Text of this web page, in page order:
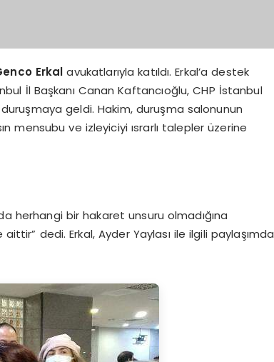
Erkal avukatlarıyla katıldı. Erkal’a destek
İl Başkanı Canan Kaftancıoğlu, CHP İstanbul
duruşmaya geldi. Hakim, duruşma salonunun
mensubu ve izleyiciyi ısrarlı talepler üzerine
herhangi bir hakaret unsuru olmadığına
dedi. Erkal, Ayder Yaylası ile ilgili paylaşımda